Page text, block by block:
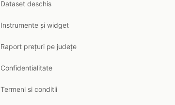
Dataset deschis
Instrumente și widget
Raport prețuri pe județe
Confidentialitate
Termeni si conditii